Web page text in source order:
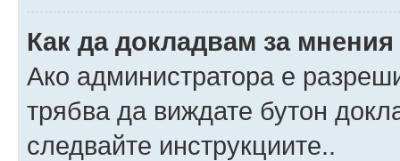
Как да докладвам за
Ако администратора е
трябва да виждате бутон
следвайте инструкциите..